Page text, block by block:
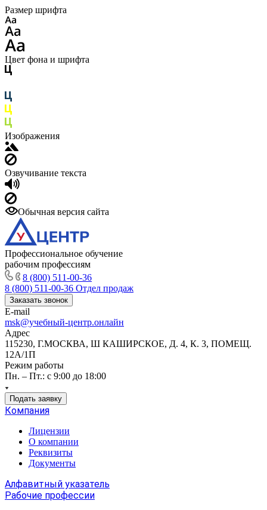
Размер шрифта
Цвет фона и шрифта
Изображения
Озвучивание текста
Обычная версия сайта
Профессиональное обучение
рабочим профессиям
8 (800) 511-00-36
8 (800) 511-00-36 Отдел продаж
Заказать звонок
E-mail
msk@учебный-центр.онлайн
Адрес
115230, Г.МОСКВА, Ш КАШИРСКОЕ, Д. 4, К. 3, ПОМЕЩ.
12А/1П
Режим работы
Пн. – Пт.: с 9:00 до 18:00
Подать заявку
Компания
Лицензии
О компании
Реквизиты
Документы
Алфавитный указатель
Рабочие профессии